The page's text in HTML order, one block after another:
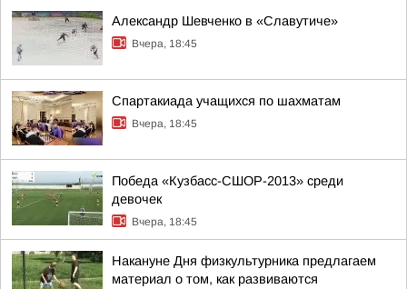
Александр Шевченко в «Славутиче»
Вчера, 18:45
Спартакиада учащихся по шахматам
Вчера, 18:45
Победа «Кузбасс-СШОР-2013» среди
девочек
Вчера, 18:45
Накануне Дня физкультурника предлагаем
материал о том, как развиваются